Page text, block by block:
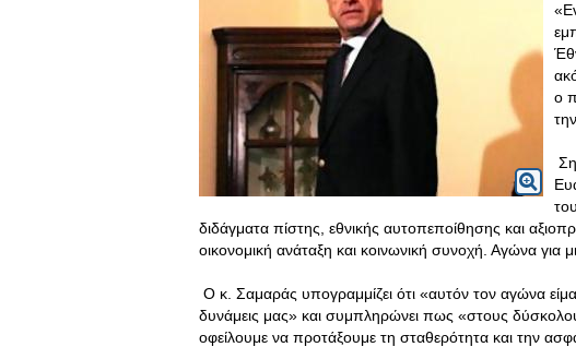
ο
διδάγματα πίστης, εθνικής αυτοπεποίθησης και
οικονομική ανάταξη και κοινωνική συνοχή. Αγώνα για
Ο κ. Σαμαράς υπογραμμίζει ότι «αυτόν τον αγώνα
δυνάμεις μας» και συμπληρώνει πως «στους
οφείλουμε να προτάξουμε τη σταθερότητα και την